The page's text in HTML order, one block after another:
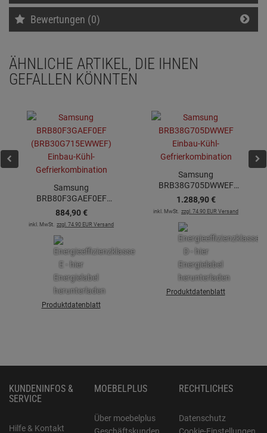
Bewertungen (0)
ÄHNLICHE ARTIKEL, DIE IHNEN
GEFALLEN KÖNNTEN
Samsung
BRB80F3GAEF0EF
(BRB30G715EWWEF)
Einbau-Kühl-
Gefrierkombination
884,90 €
inkl. MwSt. zzgl. 74.90 EUR Versand
Produktdatenblatt
Samsung
BRB38G705DWWEF
Einbau-Kühl-
Gefrierkombination
1.288,90 €
inkl. MwSt. zzgl. 74.90 EUR Versand
Produktdatenblatt
KUNDENINFOS &
SERVICE
Hilfe & Kontakt
MOEBELPLUS
Über moebelplus
RECHTLICHES
Datenschutz